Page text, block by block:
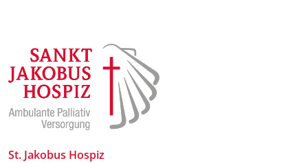
St. Jakobus Hospiz